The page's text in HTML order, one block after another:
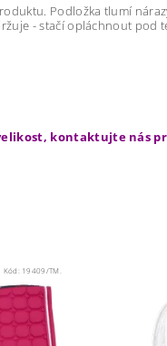
Podložka tlumí
- stačí opláchnout pod
kontaktujte nás
Kód: 19409/TM.